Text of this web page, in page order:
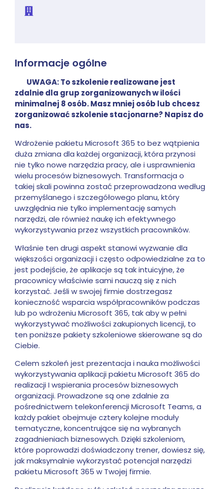
Informacje ogólne
UWAGA: To szkolenie realizowane jest
zdalnie dla grup zorganizowanych w ilości
minimalnej 8 osób. Masz mniej osób lub chcesz
zorganizować szkolenie stacjonarne? Napisz do
nas.
Wdrożenie pakietu Microsoft 365 to bez wątpienia
duża zmiana dla każdej organizacji, która przynosi
nie tylko nowe narzędzia pracy, ale i usprawnienia
wielu procesów biznesowych. Transformacja o
takiej skali powinna zostać przeprowadzona według
przemyślanego i szczegółowego planu, który
uwzględnia nie tylko implementację samych
narzędzi, ale również naukę ich efektywnego
wykorzystywania przez wszystkich pracowników.
Właśnie ten drugi aspekt stanowi wyzwanie dla
większości organizacji i często odpowiedzialne za to
jest podejście, że aplikacje są tak intuicyjne, że
pracownicy właściwie sami nauczą się z nich
korzystać. Jeśli w swojej firmie dostrzegasz
konieczność wsparcia współpracowników podczas
lub po wdrożeniu Microsoft 365, tak aby w pełni
wykorzystywać możliwości zakupionych licencji, to
ten poniższe pakiety szkoleniowe skierowane są do
Ciebie.
Celem szkoleń jest prezentacja i nauka możliwości
wykorzystywania aplikacji pakietu Microsoft 365 do
realizacji I wspierania procesów biznesowych
organizacji. Prowadzone są one zdalnie za
pośrednictwem telekonferencji Microsoft Teams, a
każdy pakiet obejmuje cztery kolejne moduły
tematyczne, koncentrujące się na wybranych
zagadnieniach biznesowych. Dzięki szkoleniom,
które poprowadzi doświadczony trener, dowiesz się,
jak maksymalnie wykorzystać potencjał narzędzi
pakietu Microsoft 365 w Twojej firmie.